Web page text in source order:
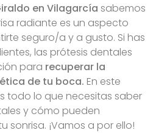
en Vilagarcía sabemos
radiante es un aspecto
seguro/a y a gusto. Si has
las prótesis dentales
para recuperar la
de tu boca. En este
todo lo que necesitas saber
y cómo pueden
sonrisa. ¡Vamos a por ello!